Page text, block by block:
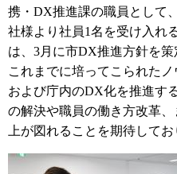
携・DX推進課の職員として
社様より社員1名を受け入れ
は、3月に市DX推進方針を
これまでに培ってこられた
および庁内のDX化を推進す
の解決や職員の働き方改革
上が図れることを期待してお